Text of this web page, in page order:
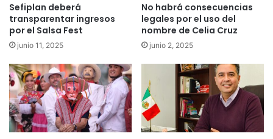
Sefiplan deberá
transparentar ingresos
por el Salsa Fest
junio 11, 2025
No habrá consecuencias
legales por el uso del
nombre de Celia Cruz
junio 2, 2025